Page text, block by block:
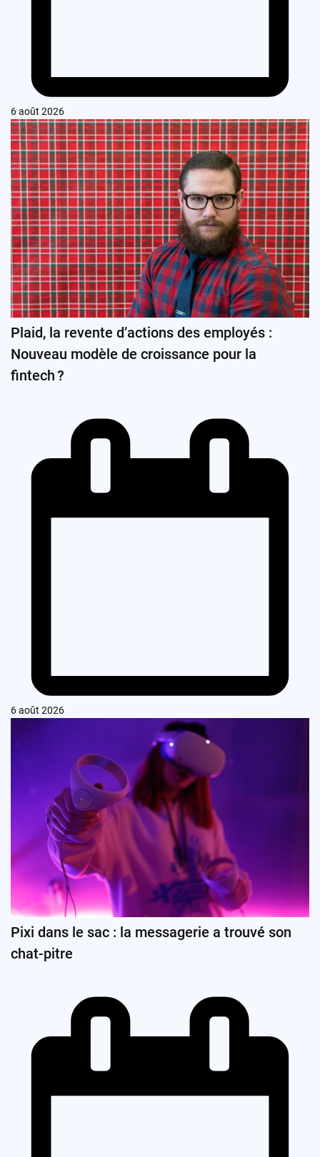
6 août 2026
Plaid, la revente d’actions des employés :
Nouveau modèle de croissance pour la
fintech ?
6 août 2026
Pixi dans le sac : la messagerie a trouvé son
chat-pitre